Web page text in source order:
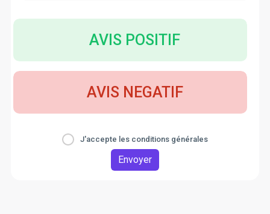
AVIS POSITIF
AVIS NEGATIF
J'accepte les conditions générales
Envoyer